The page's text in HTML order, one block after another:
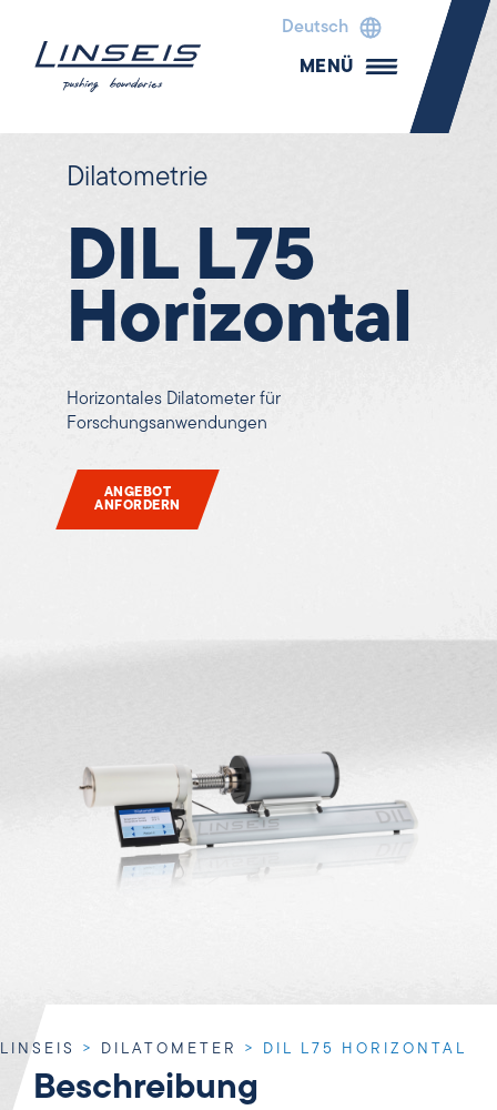
Deutsch
MENÜ
Dilatometrie
DIL L75
Horizontal
Horizontales Dilatometer für
Forschungsanwendungen
ANGEBOT
ANFORDERN
LINSEIS > DILATOMETER > DIL L75 HORIZONTAL
Beschreibung